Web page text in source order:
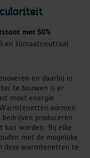
met 50%
en klimaatneutraal
en daarbij in
te bouwen is er
moet energie
vormen
produceren
kan worden. Bij elke
met de mogelijke
deze warmtenetten te